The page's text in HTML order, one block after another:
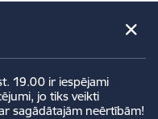
19.00 ir iespējami
jo tiks veikti
sagādātajām neērtībām!